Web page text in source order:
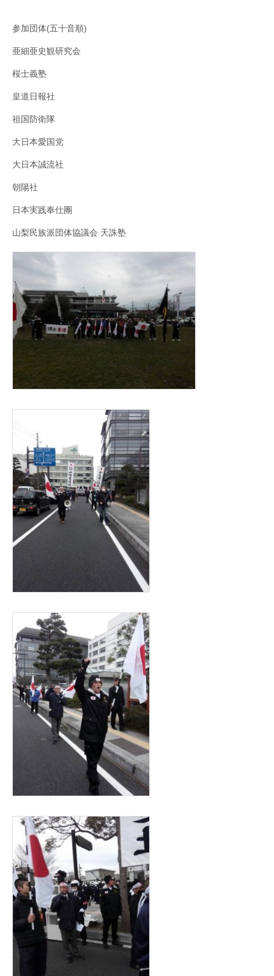
参加団体(五十音順)
亜細亜史観研究会
桜士義塾
皇道日報社
祖国防衛隊
大日本愛国党
大日本誠流社
朝陽社
日本実践奉仕團
山梨民族派団体協議会 天誅塾